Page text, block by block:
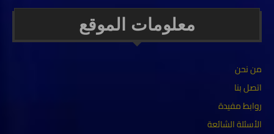
معلومات الموقع
من نحن
اتصل بنا
روابط مفيدة
الأسئلة الشائعة